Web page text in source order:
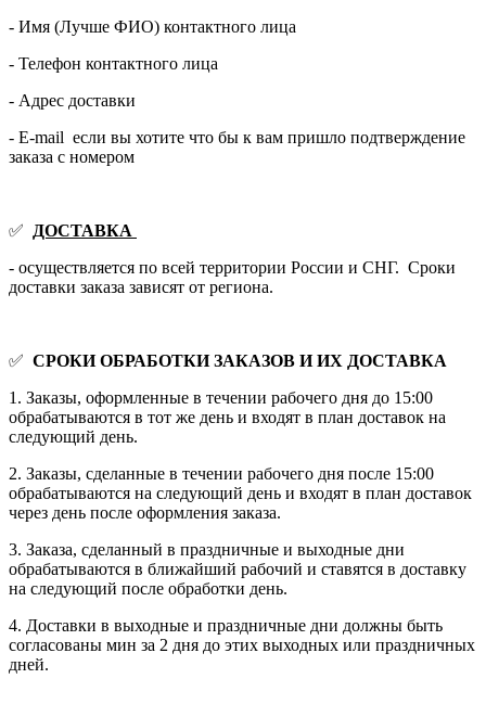
- Имя (Лучше ФИО) контактного лица
- Телефон контактного лица
- Адрес доставки
- E-mail если вы хотите что бы к вам пришло подтверждение
заказа с номером
✅
ДОСТАВКА
- осуществляется по всей территории России и СНГ. Сроки
доставки заказа зависят от региона.
✅ СРОКИ ОБРАБОТКИ ЗАКАЗОВ И ИХ ДОСТАВКА
1. Заказы, оформленные в течении рабочего дня до 15:00
обрабатываются в тот же день и входят в план доставок на
следующий день.
2. Заказы, сделанные в течении рабочего дня после 15:00
обрабатываются на следующий день и входят в план доставок
через день после оформления заказа.
3. Заказа, сделанный в праздничные и выходные дни
обрабатываются в ближайший рабочий и ставятся в доставку
на следующий после обработки день.
4. Доставки в выходные и праздничные дни должны быть
согласованы мин за 2 дня до этих выходных или праздничных
дней.